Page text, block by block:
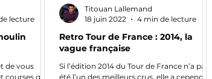
de vous
courses qui
lecture
Retro Tour de France : 2014, la
vague française
Si l’édition 2014 du Tour de France n’a pas
été l’un des meilleurs crus, elle a cependant
Titouan Lallemand
18 juin 2022
4 min de lecture